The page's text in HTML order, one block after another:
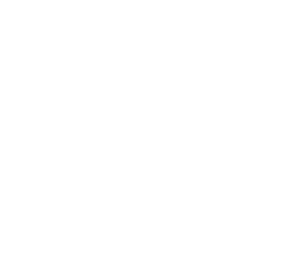
de tus marcas favoritas con